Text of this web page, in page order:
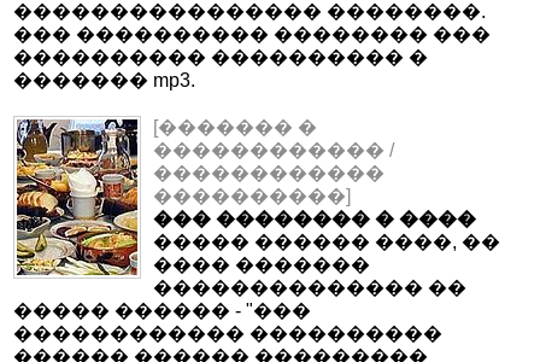
���������������� ��������.
��� ���������� �������� ���
���������� ���������� �
������� mp3.
[������� �
������������ /
������������
����������]
��� �������� � ����
����� ������ ����, ��
���� �������
�������������� ��
����� ������ - "���
������������ ����������
������ ������ ���������